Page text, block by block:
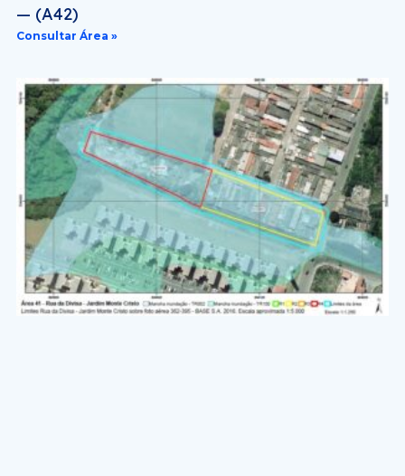
— (A42)
Consultar Área »